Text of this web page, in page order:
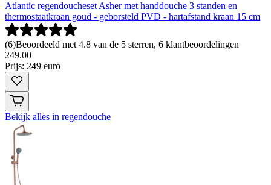
Atlantic regendoucheset Asher met handdouche 3 standen en
thermostaatkraan goud - geborsteld PVD - hartafstand kraan 15 cm
(6)Beoordeeld met 4.8 van de 5 sterren, 6 klantbeoordelingen
249.00
Prijs: 249 euro
Bekijk alles in regendouche